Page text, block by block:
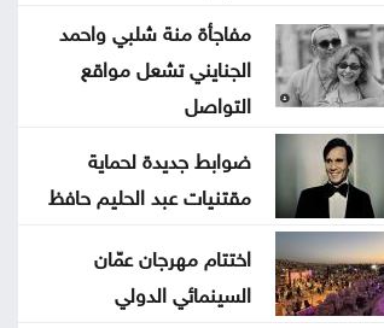
مفاجأة منة شلبي واحمد
الجنايني تشعل مواقع
التواصل
ضوابط جديدة لحماية
مقتنيات عبد الحليم حافظ
اختتام مهرجان عمّان
السينمائي الدولي